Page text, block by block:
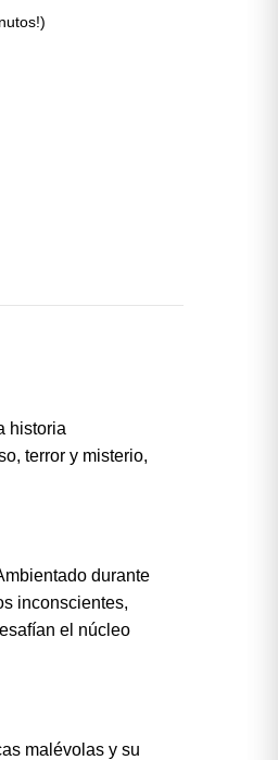
historia
terror y misterio,
durante
inconscientes,
el núcleo
malévolas y su